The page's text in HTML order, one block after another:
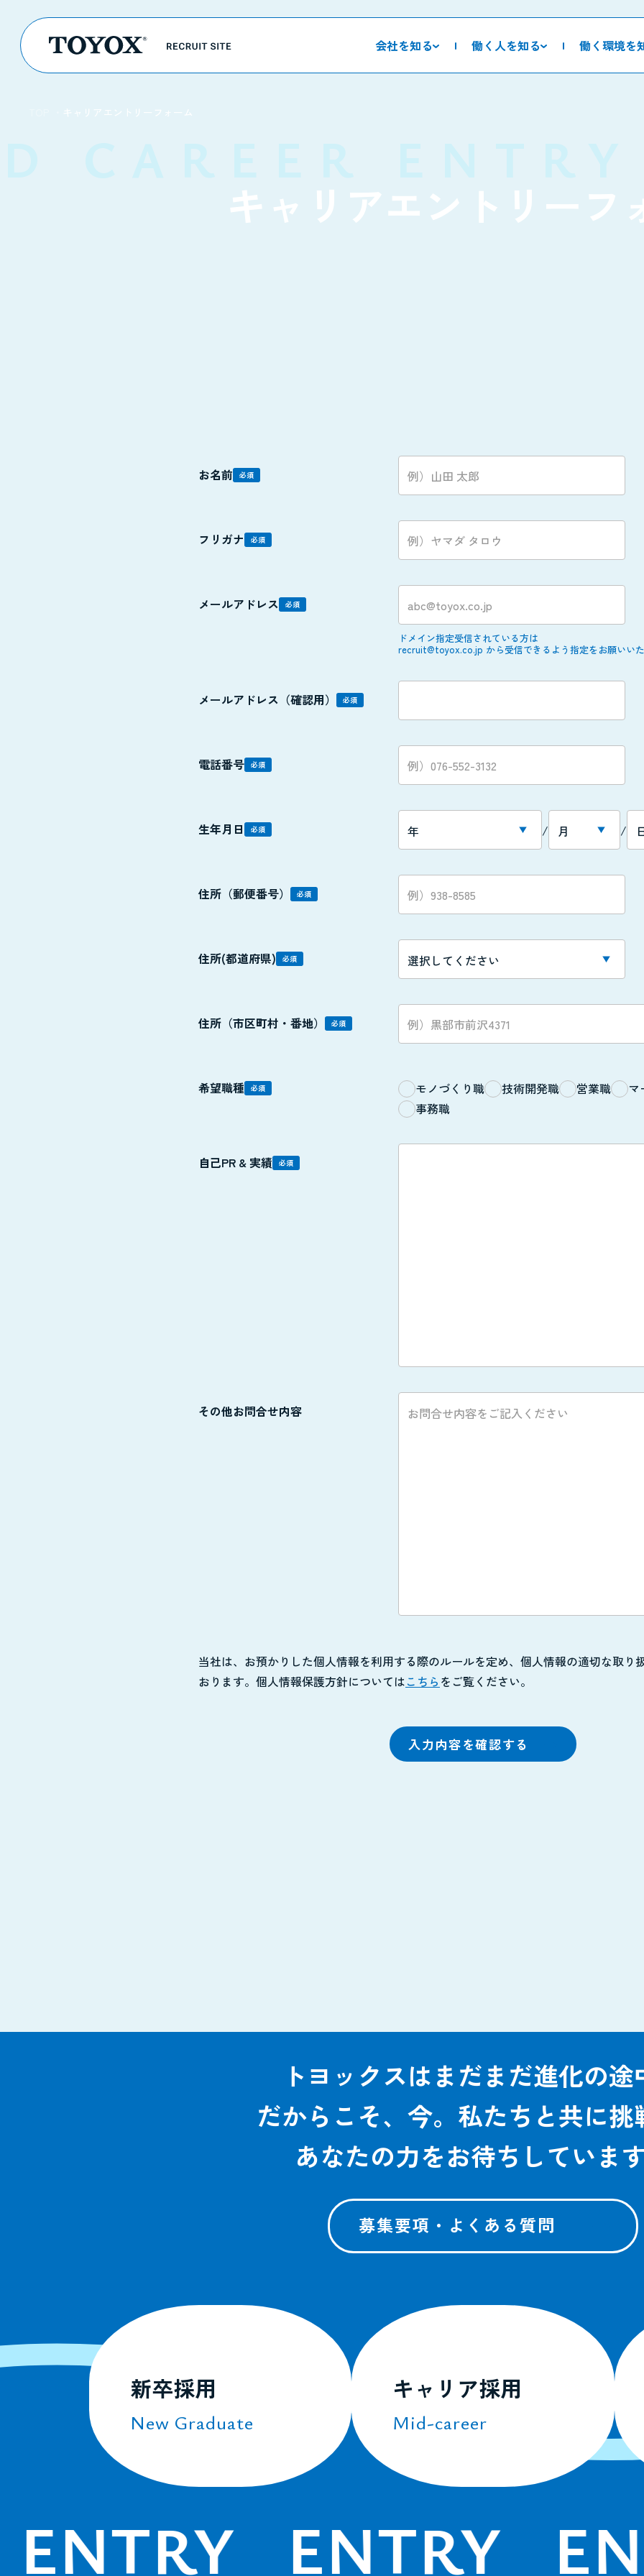
会社を知る 働く人を知る 働く環境を
キャリアエントリーフォーム
キャリアエントリーフ
お名前 必須
フリガナ 必須
メールアドレス 必須
ドメイン指定受信されている方は
recruit@toyox.co.jp から受信できるよう指定をお願いいた
メールアドレス（確認用） 必須
電話番号 必須
生年月日 必須 / /
住所（郵便番号） 必須
住所(都道府県) 必須
住所（市区町村・番地） 必須
希望職種 必須 モノづくり職 技術開発職 営業職
マ
事務職
自己PR & 実績 必須
その他お問合せ内容
当社は、お預かりした個人情報を利用する際のルールを定め、個人情報の適切な取り
おります。個人情報保護方針についてはこちら をご覧ください。
入力内容を確認する
トヨックスはまだまだ進化の途
だからこそ、今。私たちと共に挑
あなたの力をお待ちしています
募集要項・よくある質問
新卒採用
New Graduate
キャリア採用
Mid-career
ENTRY